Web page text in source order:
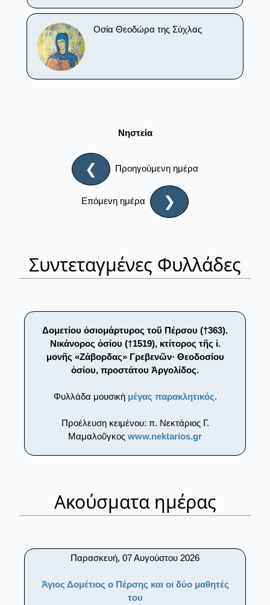
Οσία Θεοδώρα της Σύχλας
Νηστεία
❮ Προηγούμενη ημέρα
Επόμενη ημέρα ❯
Συντεταγμένες Φυλλάδες
Δομετίου ὁσιομάρτυρος τοῦ Πέρσου (†363).
Νικάνορος ὁσίου (†1519), κτίτορος τῆς ἱ.
μονῆς «Ζάβορδας» Γρεβενῶν· Θεοδοσίου
ὁσίου, προστάτου Ἀργολίδος.
Φυλλάδα μουσικὴ μέγας παρακλητικός.
Προέλευση κειμένου: π. Νεκτάριος Γ.
Μαμαλοῦγκος www.nektarios.gr
Ακούσματα ημέρας
Παρασκευή, 07 Αυγούστου 2026
Άγιος Δομέτιος ο Πέρσης και οι δύο μαθητές
του